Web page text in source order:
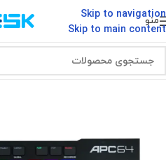
Skip to navigation
Skip to main content
منو